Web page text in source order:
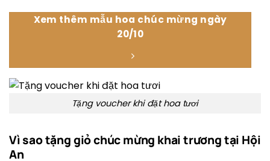
Xem thêm mẫu hoa chúc mừng ngày
20/10
Tặng voucher khi đặt hoa tươi
Vì sao tặng giỏ chúc mừng khai trương tại Hội
An